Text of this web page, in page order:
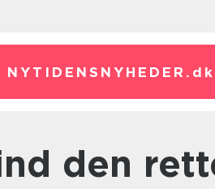
NYTIDENSNYHEDER. dk